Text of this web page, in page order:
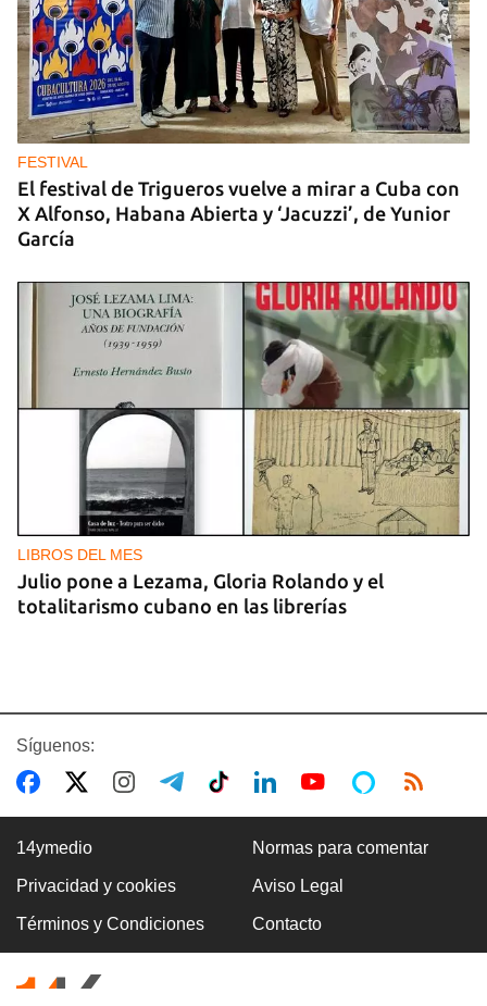
FESTIVAL
El festival de Trigueros vuelve a mirar a Cuba con
X Alfonso, Habana Abierta y ‘Jacuzzi’, de Yunior
García
LIBROS DEL MES
Julio pone a Lezama, Gloria Rolando y el
totalitarismo cubano en las librerías
ARANCELES
Lula acusa a Marco Rubio de ser
"antilatinoamericano" y de alentar el conflicto
Síguenos:
14ymedio Normas para comentar
Privacidad y cookies Aviso Legal
Términos y Condiciones Contacto